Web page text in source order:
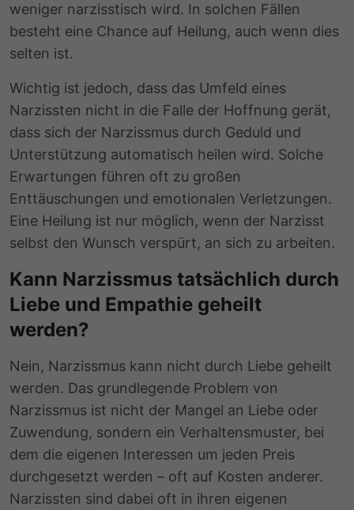
weniger narzisstisch wird. In solchen Fällen
besteht eine Chance auf Heilung, auch wenn dies
selten ist.
Wichtig ist jedoch, dass das Umfeld eines
Narzissten nicht in die Falle der Hoffnung gerät,
dass sich der Narzissmus durch Geduld und
Unterstützung automatisch heilen wird. Solche
Erwartungen führen oft zu großen
Enttäuschungen und emotionalen Verletzungen.
Eine Heilung ist nur möglich, wenn der Narzisst
selbst den Wunsch verspürt, an sich zu arbeiten.
Kann Narzissmus tatsächlich durch
Liebe und Empathie geheilt
werden?
Nein, Narzissmus kann nicht durch Liebe geheilt
werden. Das grundlegende Problem von
Narzissmus ist nicht der Mangel an Liebe oder
Zuwendung, sondern ein Verhaltensmuster, bei
dem die eigenen Interessen um jeden Preis
durchgesetzt werden – oft auf Kosten anderer.
Narzissten sind dabei oft in ihren eigenen